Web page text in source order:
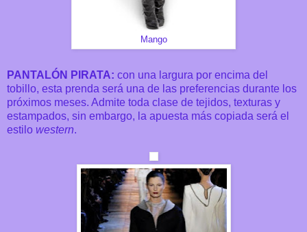
Mango
PANTALÓN PIRATA: con una largura por encima del
tobillo, esta prenda será una de las preferencias durante los
próximos meses. Admite toda clase de tejidos, texturas y
estampados, sin embargo, la apuesta más copiada será el
estilo western.